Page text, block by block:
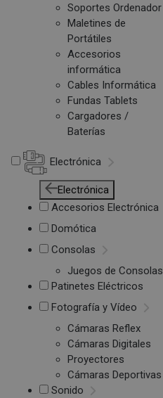
Soportes Ordenador
Maletines de
Portátiles
Accesorios
informática
Cables Informática
Fundas Tablets
Cargadores /
Baterías
Electrónica
Electrónica
Accesorios Electrónica
Domótica
Consolas
Juegos de Consolas
Patinetes Eléctricos
Fotografía y Vídeo
Cámaras Reflex
Cámaras Digitales
Proyectores
Cámaras Deportivas
Sonido